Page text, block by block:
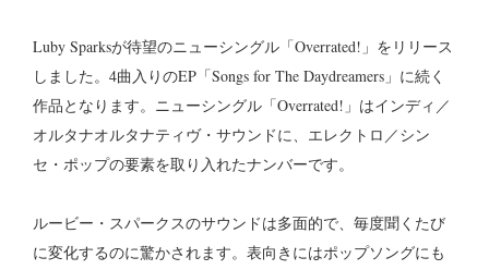
Luby Sparksが待望のニューシングル「Overrated!」をリリース
しました。4曲入りのEP「Songs for The Daydreamers」に続く
作品となります。ニューシングル「Overrated!」はインディ／
オルタナオルタナティヴ・サウンドに、エレクトロ／シン
セ・ポップの要素を取り入れたナンバーです。
ルービー・スパークスのサウンドは多面的で、毎度聞くたび
に変化するのに驚かされます。表向きにはポップソングにも